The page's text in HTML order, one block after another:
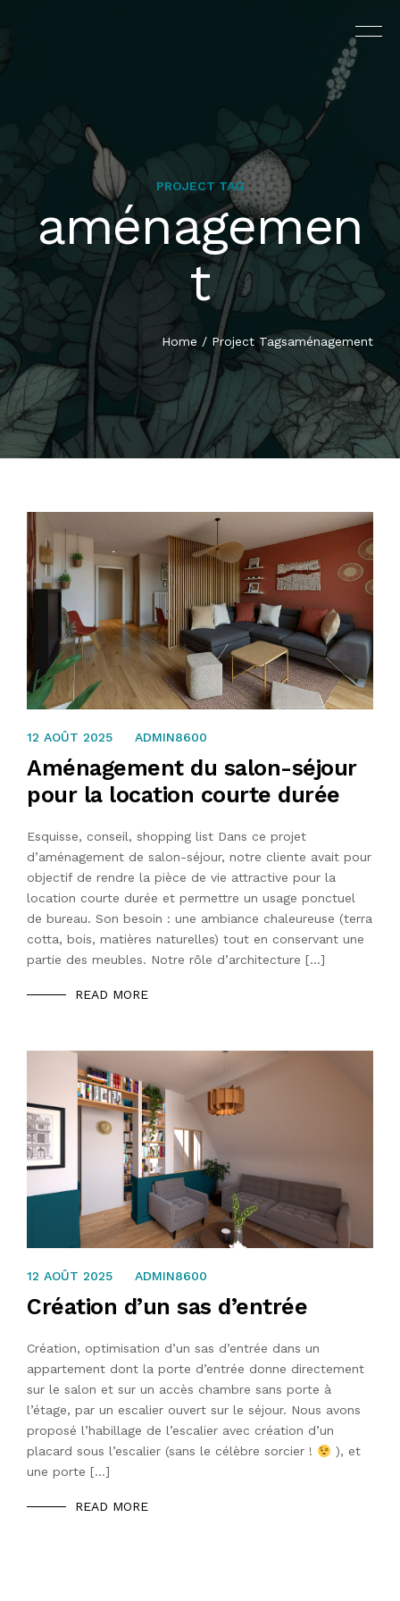
PRESTATIONS
PORTFOLIO
CONTACT
PROJECT TAG
aménagemen
t
Home / Project Tagsaménagement
12 AOÛT 2025 ADMIN8600
Aménagement du salon-séjour
pour la location courte durée
Esquisse, conseil, shopping list Dans ce projet
d’aménagement de salon-séjour, notre cliente avait pour
objectif de rendre la pièce de vie attractive pour la
location courte durée et permettre un usage ponctuel
de bureau. Son besoin : une ambiance chaleureuse (terra
cotta, bois, matières naturelles) tout en conservant une
partie des meubles. Notre rôle d’architecture […]
READ MORE
21 SEPTEMBRE 2023
12 AOÛT 2025 ADMIN8600
Création d’un sas d’entrée
Création, optimisation d’un sas d’entrée dans un
appartement dont la porte d’entrée donne directement
sur le salon et sur un accès chambre sans porte à
l’étage, par un escalier ouvert sur le séjour. Nous avons
proposé l’habillage de l’escalier avec création d’un
placard sous l’escalier (sans le célèbre sorcier !
), et
une porte […]
READ MORE